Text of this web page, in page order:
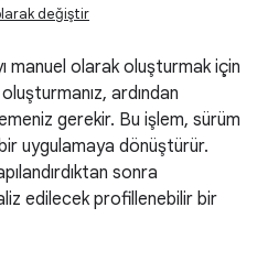
değiştir
manuel olarak oluşturmak için
ardından
gerekir. Bu işlem, sürüm
uygulamaya dönüştürür.
sonra
edilecek profillenebilir bir